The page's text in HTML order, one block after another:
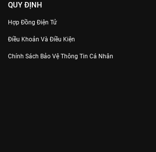
QUY ĐỊNH
Hợp Đồng Điện Tử
Điều Khoản Và Điều Kiện
Chính Sách Bảo Vệ Thông Tin Cá Nhân